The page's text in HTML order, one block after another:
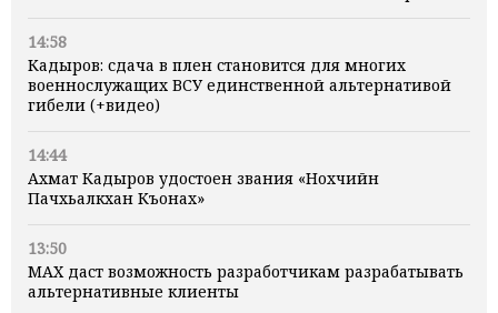
14:58
Кадыров: сдача в плен становится для многих
военнослужащих ВСУ единственной альтернативой
гибели (+видео)
14:44
Ахмат Кадыров удостоен звания «Нохчийн
Пачхьалкхан Къонах»
13:50
MAX даст возможность разработчикам разрабатывать
альтернативные клиенты